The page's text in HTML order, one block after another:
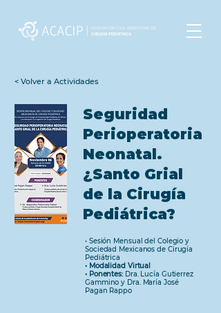
< Volver a Actividades
Seguridad
Perioperatoria
Neonatal.
¿Santo Grial
de la Cirugía
Pediátrica?
• Sesión Mensual del Colegio y
Sociedad Mexicanos de Cirugía
Pediátrica
• Modalidad Virtual
• Ponentes: Dra. Lucía Gutierrez
Gammino y Dra. María José
Pagan Rappo